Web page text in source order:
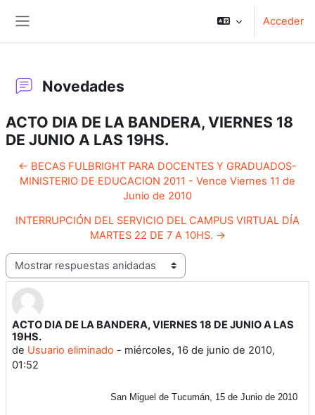
Acceder
Novedades
ACTO DIA DE LA BANDERA, VIERNES 18
DE JUNIO A LAS 19HS.
← BECAS FULBRIGHT PARA DOCENTES Y GRADUADOS-
MINISTERIO DE EDUCACION 2011 - Vence Viernes 11 de
Junio de 2010
INTERRUPCIÓN DEL SERVICIO DEL CAMPUS VIRTUAL DÍA
MARTES 22 DE 7 A 10HS. →
Mostrar modo
ACTO DIA DE LA BANDERA, VIERNES 18 DE JUNIO A LAS
19HS.
de Usuario eliminado - miércoles, 16 de junio de 2010,
01:52
Número de respuestas: 0
San Miguel de Tucumán, 15 de Junio de 2010